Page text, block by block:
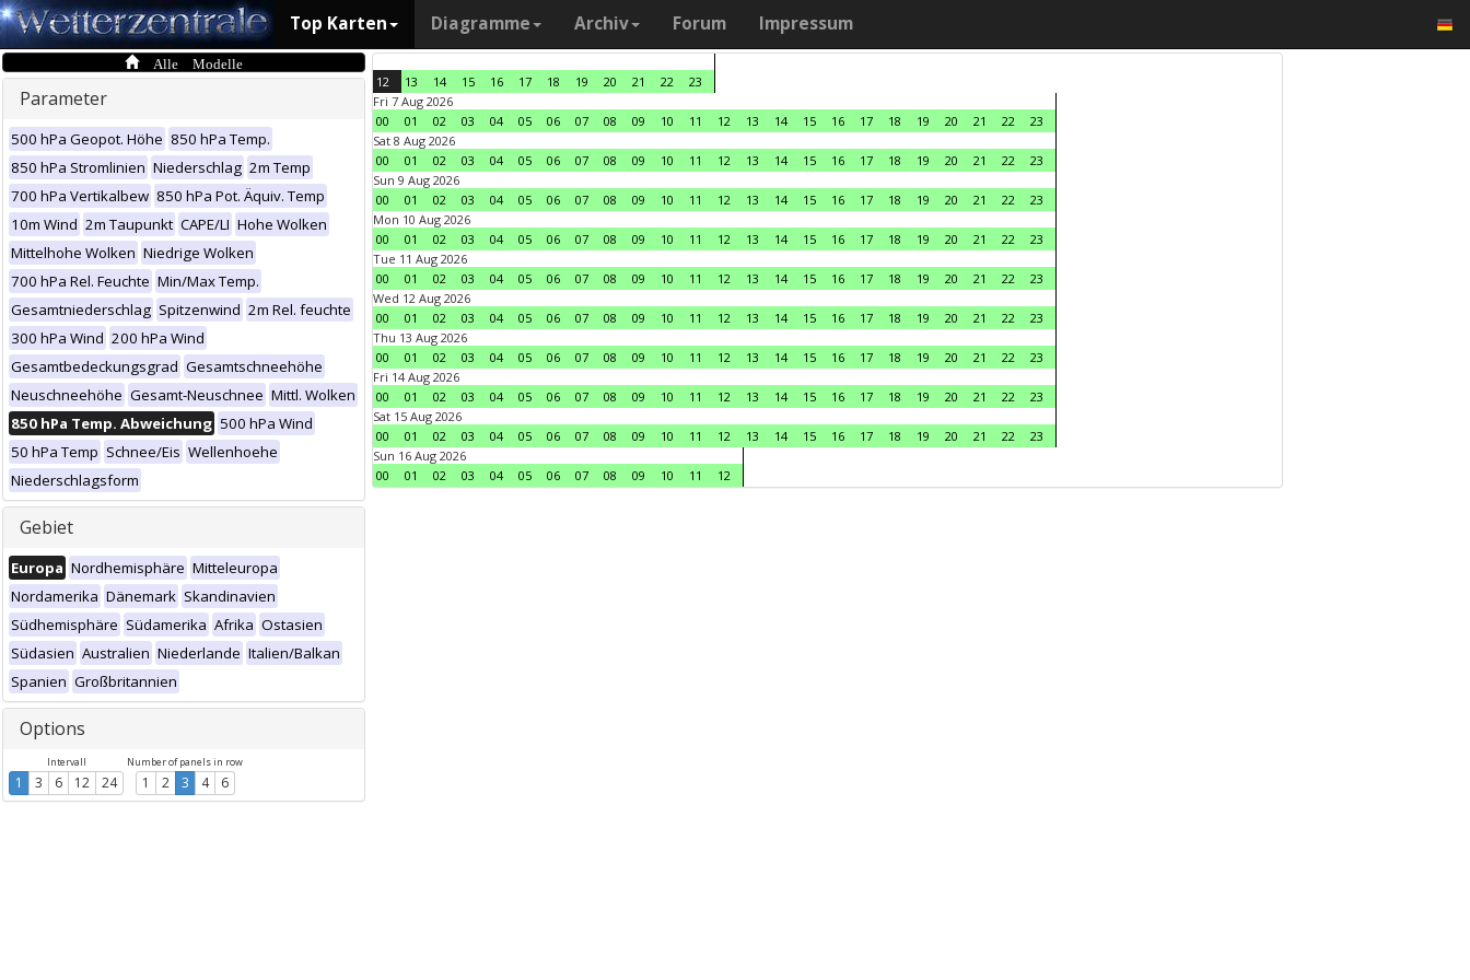
Top Karten Diagramme Archiv Forum Impressum
Alle Modelle
Parameter
500 hPa Geopot. Höhe 850 hPa Temp.
850 hPa Stromlinien Niederschlag 2m Temp
700 hPa Vertikalbew 850 hPa Pot. Äquiv. Temp
10m Wind 2m Taupunkt CAPE/LI Hohe Wolken
Mittelhohe Wolken Niedrige Wolken
700 hPa Rel. Feuchte Min/Max Temp.
Gesamtniederschlag Spitzenwind 2m Rel. feuchte
300 hPa Wind 200 hPa Wind
Gesamtbedeckungsgrad Gesamtschneehöhe
Neuschneehöhe Gesamt-Neuschnee Mittl. Wolken
850 hPa Temp. Abweichung 500 hPa Wind
50 hPa Temp Schnee/Eis Wellenhoehe
Niederschlagsform
Gebiet
Europa Nordhemisphäre Mitteleuropa
Nordamerika Dänemark Skandinavien
Südhemisphäre Südamerika Afrika Ostasien
Südasien Australien Niederlande Italien/Balkan
Spanien Großbritannien
Options
Intervall
1 3 6 12 24
Number of panels in row
1 2 3 4 6
12 13 14 15 16 17 18 19 20 21 22
23
Fri 7 Aug 2026
00
01 02 03 04 05 06 07 08 09 10 11 12 13 14 15 16 17 18 19 20 21 22
23
Sat 8 Aug 2026
00
01 02 03 04 05 06 07 08 09 10 11 12 13 14 15 16 17 18 19 20 21 22
23
Sun 9 Aug 2026
00
01 02 03 04 05 06 07 08 09 10 11 12 13 14 15 16 17 18 19 20 21 22
23
Mon 10 Aug 2026
00
01 02 03 04 05 06 07 08 09 10 11 12 13 14 15 16 17 18 19 20 21 22
23
Tue 11 Aug 2026
00
01 02 03 04 05 06 07 08 09 10 11 12 13 14 15 16 17 18 19 20 21 22
23
Wed 12 Aug 2026
00
01 02 03 04 05 06 07 08 09 10 11 12 13 14 15 16 17 18 19 20 21 22
23
Thu 13 Aug 2026
00
01 02 03 04 05 06 07 08 09 10 11 12 13 14 15 16 17 18 19 20 21 22
23
Fri 14 Aug 2026
00
01 02 03 04 05 06 07 08 09 10 11 12 13 14 15 16 17 18 19 20 21 22
23
Sat 15 Aug 2026
00
01 02 03 04 05 06 07 08 09 10 11 12 13 14 15 16 17 18 19 20 21 22
23
Sun 16 Aug 2026
00
01 02 03 04 05 06 07 08 09 10 11 12